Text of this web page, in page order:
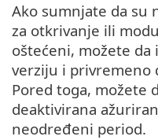
Ako sumnjate da su
za otkrivanje ili
oštećeni, možete
verziju i privremeno
Pored toga, možete
deaktivirana
neodređeni period.